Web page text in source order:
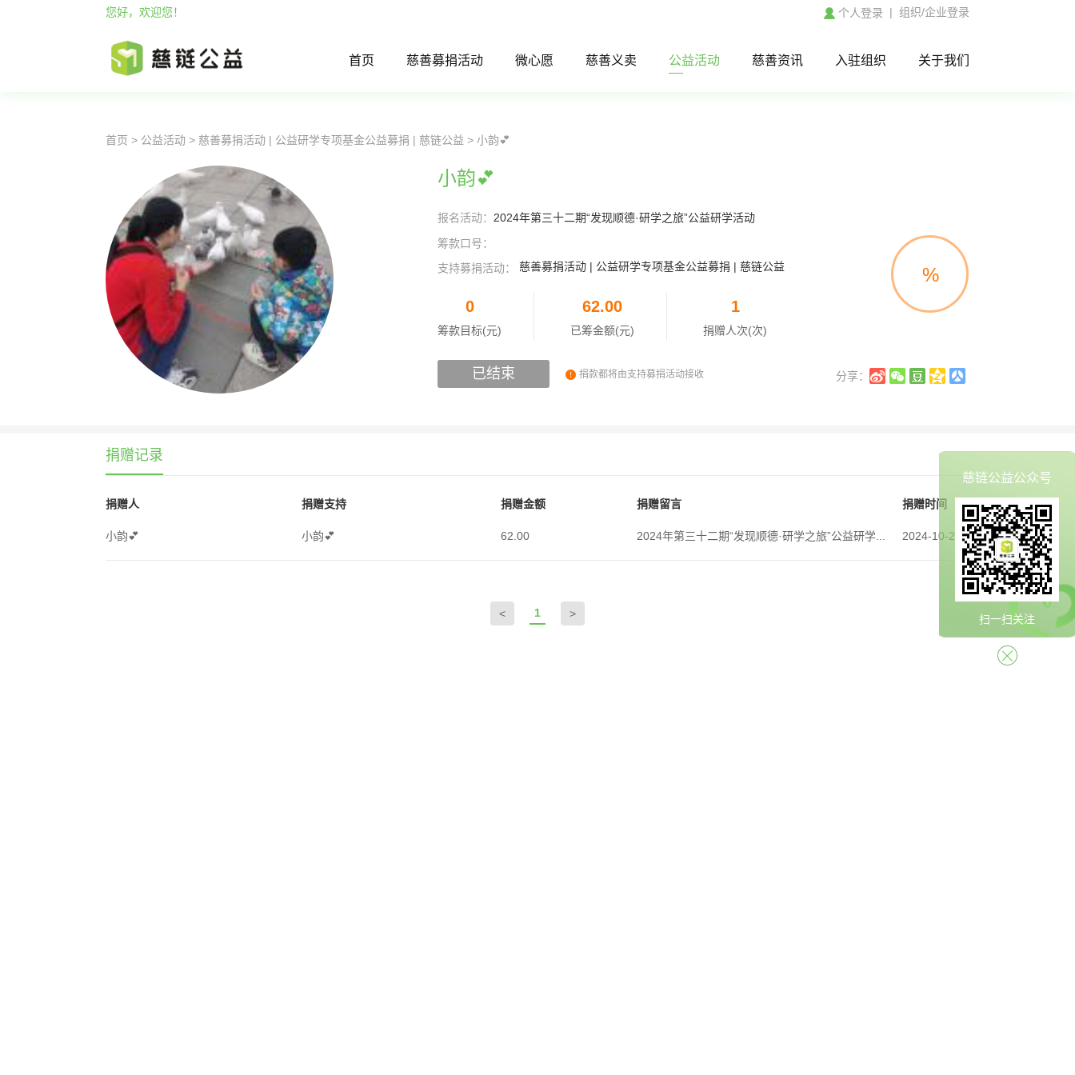
您好，欢迎您！ 个人登录 | 组织/企业登录
首页 慈善募捐活动 微心愿 慈善义卖 公益活动 慈善资讯 入驻组织 关于我们
首页 > 公益活动 > 慈善募捐活动 | 公益研学专项基金公益募捐 | 慈链公益 > 小韵💕
小韵💕
报名活动： 2024年第三十二期“发现顺德·研学之旅”公益研学活动
筹款口号：
支持募捐活动：
慈善募捐活动 | 公益研学专项基金公益募捐 | 慈链公益
0
筹款目标(元)
62.00
已筹金额(元)
1
捐赠人次(次)
%
已结束 捐款都将由支持募捐活动接收 分享：
捐赠记录
捐赠人 捐赠支持 捐赠金额 捐赠留言 捐赠时间
小韵💕 小韵💕 62.00 2024年第三十二期“发现顺德·研学之旅”公益研学... 2024-10-28
< 1 >
慈链公益公众号
扫一扫关注